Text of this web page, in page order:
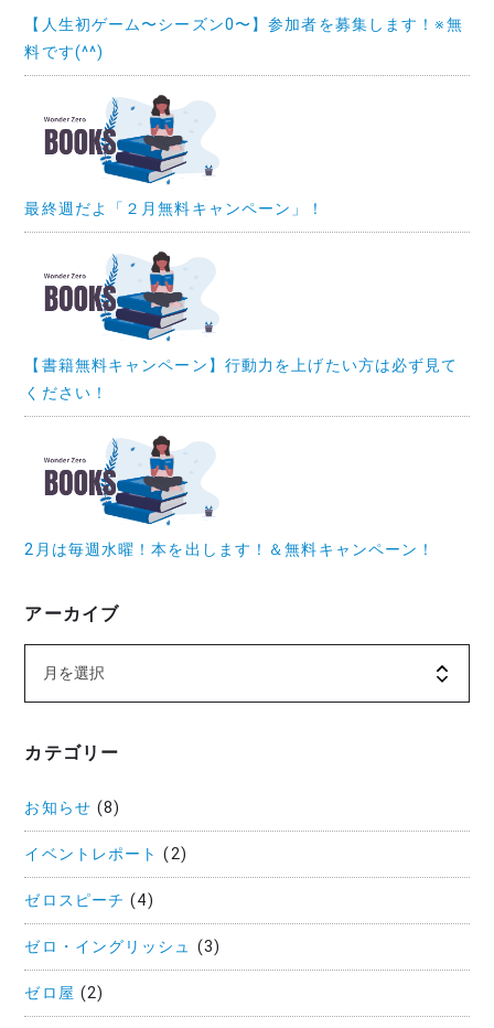
【人生初ゲーム〜シーズン0〜】参加者を募集します！※無
料です(^^)
最終週だよ「２月無料キャンペーン」！
【書籍無料キャンペーン】行動力を上げたい方は必ず見て
ください！
2月は毎週水曜！本を出します！＆無料キャンペーン！
アーカイブ
カテゴリー
お知らせ (8)
イベントレポート (2)
ゼロスピーチ (4)
ゼロ・イングリッシュ (3)
ゼロ屋 (2)